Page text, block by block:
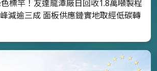
標竿！友達龍潭廠日回收1.8萬噸製程
減逾三成 面板供應鏈實地取經低碳轉